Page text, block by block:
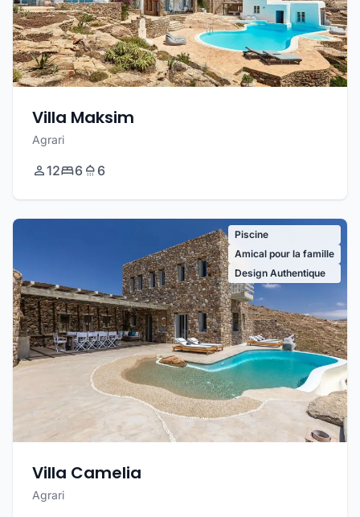
Villa Maksim
Agrari
12 6 6
Piscine
Amical pour la famille
Design Authentique
Villa Camelia
Agrari